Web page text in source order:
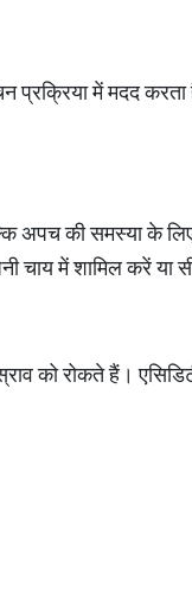
प्रक्रिया में मदद
अपच की समस्या के
चाय में शामिल करें या
को रोकते हैं।